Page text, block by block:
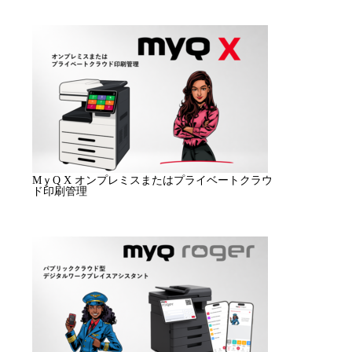
MｙQ X オンプレミスまたはプライベートクラウ
ド印刷管理